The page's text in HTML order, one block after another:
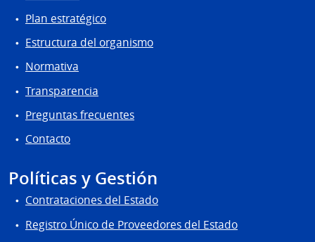
Plan estratégico
Estructura del organismo
Normativa
Transparencia
Preguntas frecuentes
Contacto
Políticas y Gestión
Contrataciones del Estado
Registro Único de Proveedores del Estado